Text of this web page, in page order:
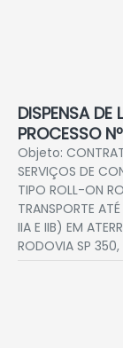
DISPENSA
PROCESSO
Objeto:
SERVIÇOS DE
TIPO ROLL-ON
TRANSPORTE
IIA E IIB) EM
RODOVIA SP 350,